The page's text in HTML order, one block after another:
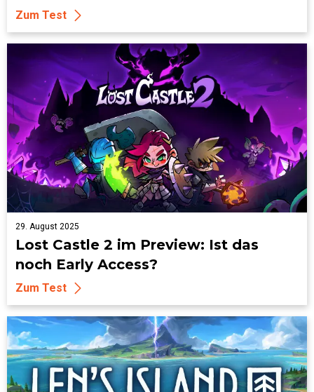
Zum Test
29. August 2025
Lost Castle 2 im Preview: Ist das
noch Early Access?
Zum Test